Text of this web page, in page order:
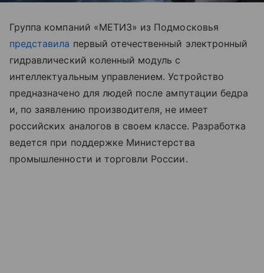
Группа компаний «МЕТИЗ» из Подмосковья
представила первый отечественный электронный
гидравлический коленный модуль с
интеллектуальным управлением. Устройство
предназначено для людей после ампутации бедра
и, по заявлению производителя, не имеет
российских аналогов в своем классе. Разработка
ведется при поддержке Министерства
промышленности и торговли России.